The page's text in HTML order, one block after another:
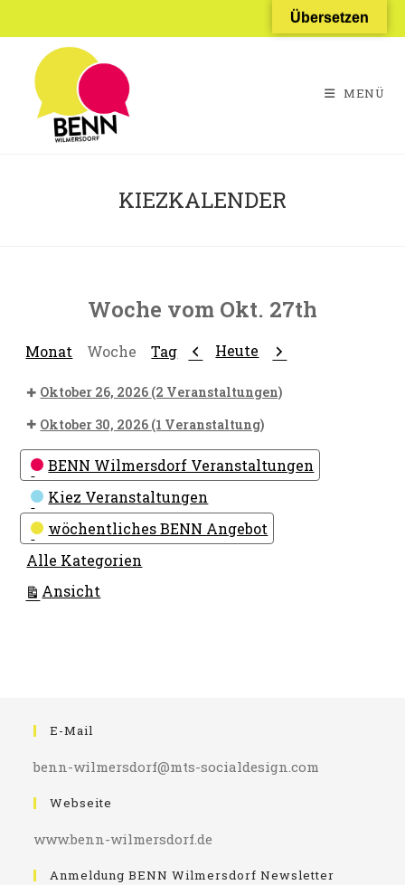
Inhalt
springen
MENÜ
KIEZKALENDER
Woche vom Okt. 27th
Monat Woche Tag Zurück
Heute Weiter
Oktober 26, 2026 (2 Veranstaltungen)
Oktober 30, 2026 (1 Veranstaltung)
Kategorien
BENN Wilmersdorf Veranstaltungen
Kiez Veranstaltungen
wöchentliches BENN Angebot
Alle Kategorien
Ansicht
E-Mail
benn-wilmersdorf@mts-socialdesign.com
Webseite
www.benn-wilmersdorf.de
Anmeldung BENN Wilmersdorf Newsletter
Übersetzen